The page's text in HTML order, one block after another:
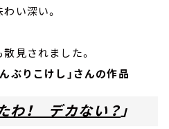
い深い。
見されました。
ぶりこけし」さんの作品
わ！ デカない？」